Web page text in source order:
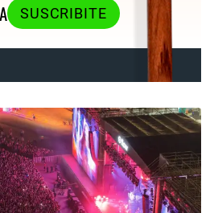
SUSCRIBITE